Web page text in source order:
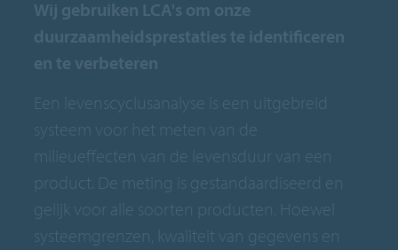
Wij gebruiken LCA's om onze
duurzaamheidsprestaties te identificeren
en te verbeteren
Een levenscyclusanalyse is een uitgebreid
systeem voor het meten van de
milieueffecten van de levensduur van een
product. De meting is gestandaardiseerd en
gelijk voor alle soorten producten. Hoewel
systeemgrenzen, kwaliteit van gegevens en